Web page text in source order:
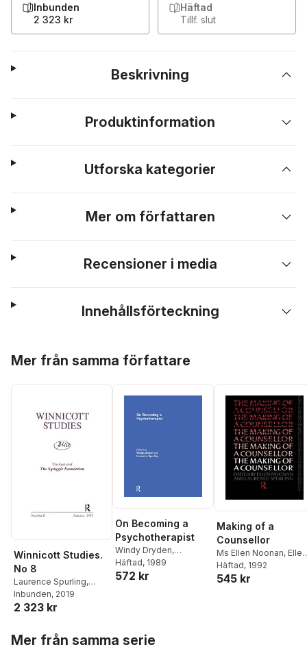
Inbunden
2 323 kr
Häftad
Tillf. slut
Beskrivning
Produktinformation
Utforska kategorier
Mer om författaren
Recensioner i media
Innehållsförteckning
Mer från samma författare
Winnicott Studies.
No 8
Laurence Spurling,
Squiggle Foundation
Inbunden, 2019
2 323 kr
On Becoming a
Psychotherapist
Windy Dryden,
Laurence Spurling
Häftad, 1989
572 kr
Making of a
Counsellor
Ms Ellen Noonan, Ellen
Noonan ,Laurence
Spurling
Häftad, 1992
545 kr
Mer från samma serie